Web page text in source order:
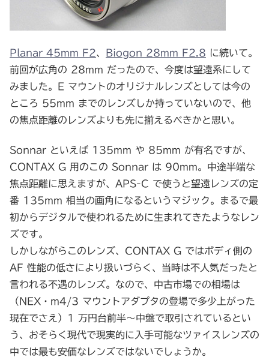
Planar 45mm F2、 Biogon 28mm F2.8 に続いて。
前回が広角の 28mm だったので、今度は望遠系にして
みました。E マウントのオリジナルレンズとしては今の
ところ 55mm までのレンズしか持っていないので、他
の焦点距離のレンズよりも先に揃えるべきかと思い。
Sonnar といえば 135mm や 85mm が有名ですが、
CONTAX G 用のこの Sonnar は 90mm。中途半端な
焦点距離に思えますが、APS-C で使うと望遠レンズの定
番 135mm 相当の画角になるというマジック。まるで最
初からデジタルで使われるために生まれてきたようなレン
ズです。
しかしながらこのレンズ、CONTAX G ではボディ側の
AF 性能の低さにより扱いづらく、当時は不人気だったと
言われる不遇のレンズ。なので、中古市場での相場は
（NEX・m4/3 マウントアダプタの登場で多少上がった
現在でさえ）1 万円台前半～中盤で取引されているとい
う、おそらく現代で現実的に入手可能なツァイスレンズの
中では最も安価なレンズではないでしょうか。